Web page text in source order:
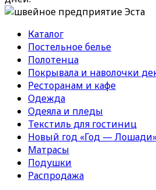
Каталог
Постельное белье
Полотенца
Покрывала и наволочки
Ресторанам и кафе
Одежда
Одеяла и пледы
Текстиль для гостиниц
Новый год «Год — Лошади»
Матрасы
Подушки
Распродажа